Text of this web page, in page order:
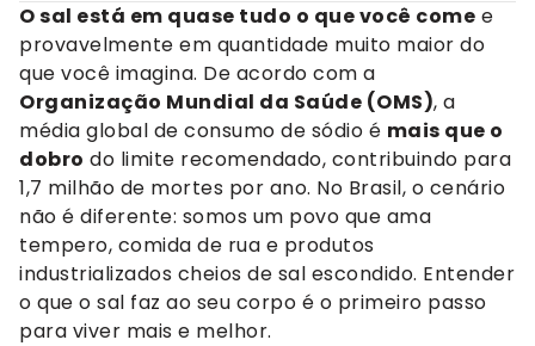
O sal está em quase tudo o que você come e
provavelmente em quantidade muito maior do
que você imagina. De acordo com a
Organização Mundial da Saúde (OMS), a
média global de consumo de sódio é mais que o
dobro do limite recomendado, contribuindo para
1,7 milhão de mortes por ano. No Brasil, o cenário
não é diferente: somos um povo que ama
tempero, comida de rua e produtos
industrializados cheios de sal escondido. Entender
o que o sal faz ao seu corpo é o primeiro passo
para viver mais e melhor.